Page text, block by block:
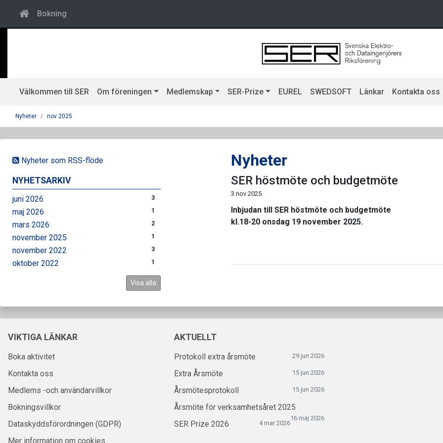
Bokning
Välkommen till SER Om föreningen Medlemskap SER-Prize EUREL SWEDSOFT Länkar Kontakta oss
Nyheter nov 2025
Nyheter som RSS-flöde
NYHETSARKIV
juni 2026 3
maj 2026 1
mars 2026 2
november 2025 1
november 2022 3
oktober 2022 1
Visa alla
Nyheter
SER höstmöte och budgetmöte
3 nov 2025
Inbjudan till SER höstmöte och budgetmöte
kl.18-20 onsdag 19 november 2025.
VIKTIGA LÄNKAR
Boka aktivitet
Kontakta oss
Medlems -och användarvillkor
Bokningsvillkor
Dataskyddsförordningen (GDPR)
Mer information om cookies
AKTUELLT
Protokoll extra årsmöte 29 jun 2026
Extra Årsmöte 15 jun 2026
Årsmötesprotokoll 15 jun 2026
Årsmöte för verksamhetsåret 2025
16 maj 2026
SER Prize 2026 4 mar 2026